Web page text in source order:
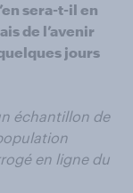
sera-t-il en
de l’avenir
jours
échantillon de
en ligne du